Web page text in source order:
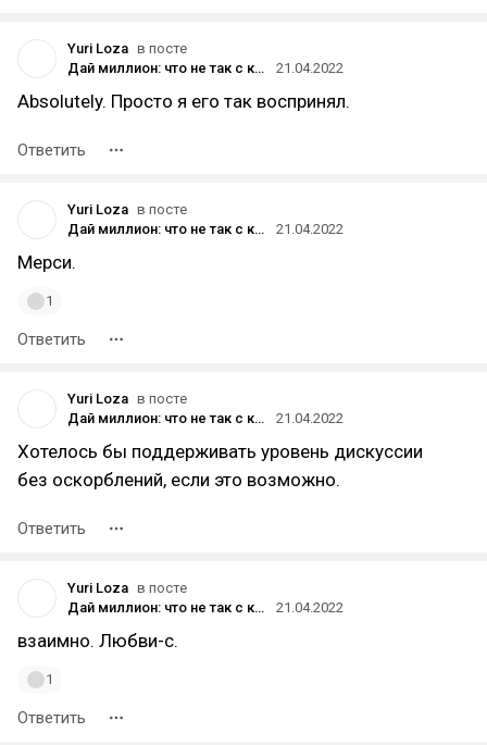
Yuri Loza в посте
Дай миллион: что не так с кнопкой «‎❤️ Поддержать» на vc.ru
21.04.2022
Absolutely. Просто я его так воспринял.
Ответить
Yuri Loza в посте
Дай миллион: что не так с кнопкой «‎❤️ Поддержать» на vc.ru
21.04.2022
Мерси.
1
Ответить
Yuri Loza в посте
Дай миллион: что не так с кнопкой «‎❤️ Поддержать» на vc.ru
21.04.2022
Хотелось бы поддерживать уровень дискуссии
без оскорблений, если это возможно.
Ответить
Yuri Loza в посте
Дай миллион: что не так с кнопкой «‎❤️ Поддержать» на vc.ru
21.04.2022
взаимно. Любви-с.
1
Ответить